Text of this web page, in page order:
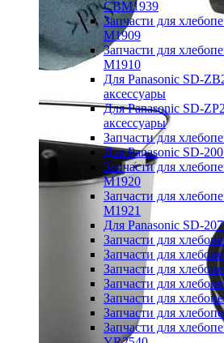
CBM1939
Запчасти для
M1909
Запчасти для
M1910
Для Panasonic SD-
аксессуары
Для Panasonic SD-
аксессуары
Запчасти для
Для Panasonic SD-
Запчасти для
M1920
Запчасти для
M1921
Для Panasonic SD-
Запчасти для
Запчасти для
Запчасти для
Запчасти для
Запчасти для
Запчасти для
Запчасти для